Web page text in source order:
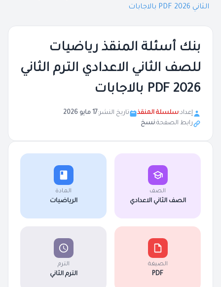
الثاني 2026 PDF بالاجابات
بنك أسئلة المنقذ رياضيات
للصف الثاني الاعدادي الترم الثاني
2026 PDF بالاجابات
إعداد:سلسلة المنقذ تاريخ النشر:17 مايو 2026
رابط الصفحة:نسخ
الصف
الصف الثاني الاعدادي
المادة
الرياضيات
الصيغة
PDF
الترم
الترم الثاني